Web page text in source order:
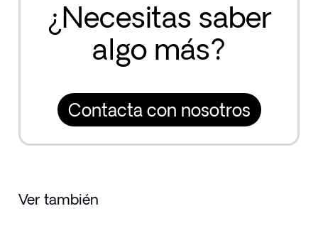
¿Necesitas saber
algo más?
Contacta con nosotros
Ver también